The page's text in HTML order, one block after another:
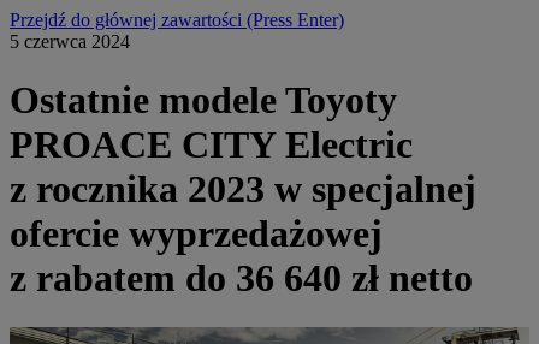
Przejdź do głównej zawartości (Press Enter)
5 czerwca 2024
Ostatnie modele Toyoty
PROACE CITY Electric
z rocznika 2023 w specjalnej
ofercie wyprzedażowej
z rabatem do 36 640 zł netto